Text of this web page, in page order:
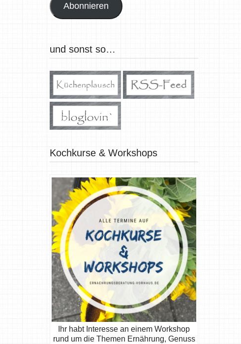
Abonnieren
und sonst so…
Kochkurse & Workshops
Ihr habt Interesse an einem Workshop
rund um die Themen Ernährung, Genuss